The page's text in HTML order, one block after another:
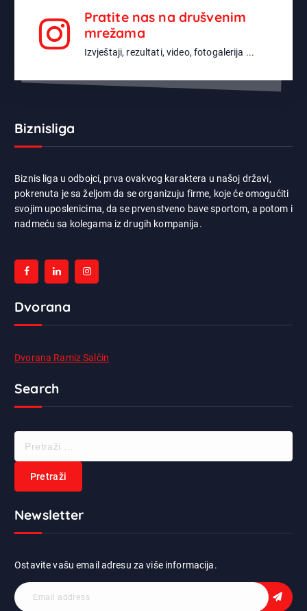
Pratite nas na drušvenim
mrežama
Izvještaji, rezultati, video, fotogalerija ...
Biznisliga
Biznis liga u odbojci, prva ovakvog karaktera u našoj državi,
pokrenuta je sa željom da se organizuju firme, koje će omogućiti
svojim uposlenicima, da se prvenstveno bave sportom, a potom i
nadmeću sa kolegama iz drugih kompanija.
Dvorana
Dvorana Ramiz Salčin
Search
a
Newsletter
Ostavite vašu email adresu za više informacija.